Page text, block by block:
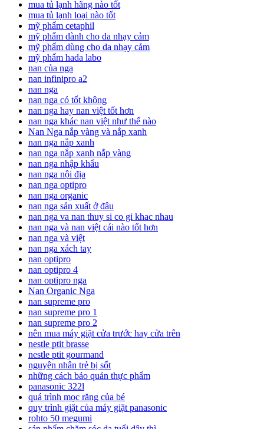
mua tủ lạnh hãng nào tốt
mua tủ lạnh loại nào tốt
mỹ phẩm cetaphil
mỹ phẩm dành cho da nhạy cảm
mỹ phẩm dùng cho da nhạy cảm
mỹ phẩm hada labo
nan của nga
nan infinipro a2
nan nga
nan nga có tốt không
nan nga hay nan việt tốt hơn
nan nga khác nan việt như thế nào
Nan Nga nắp vàng và nắp xanh
nan nga nắp xanh
nan nga nắp xanh nắp vàng
nan nga nhập khẩu
nan nga nội địa
nan nga optipro
nan nga organic
nan nga sản xuất ở đâu
nan nga va nan thuy si co gi khac nhau
nan nga và nan việt cái nào tốt hơn
nan nga và việt
nan nga xách tay
nan optipro
nan optipro 4
nan optipro nga
Nan Organic Nga
nan supreme pro
nan supreme pro 1
nan supreme pro 2
nên mua máy giặt cửa trước hay cửa trên
nestle ptit brasse
nestle ptit gourmand
nguyên nhân trẻ bị sốt
những cách bảo quản thực phẩm
panasonic 322l
quá trình mọc răng của bé
quy trình giặt của máy giặt panasonic
rohto 50 megumi